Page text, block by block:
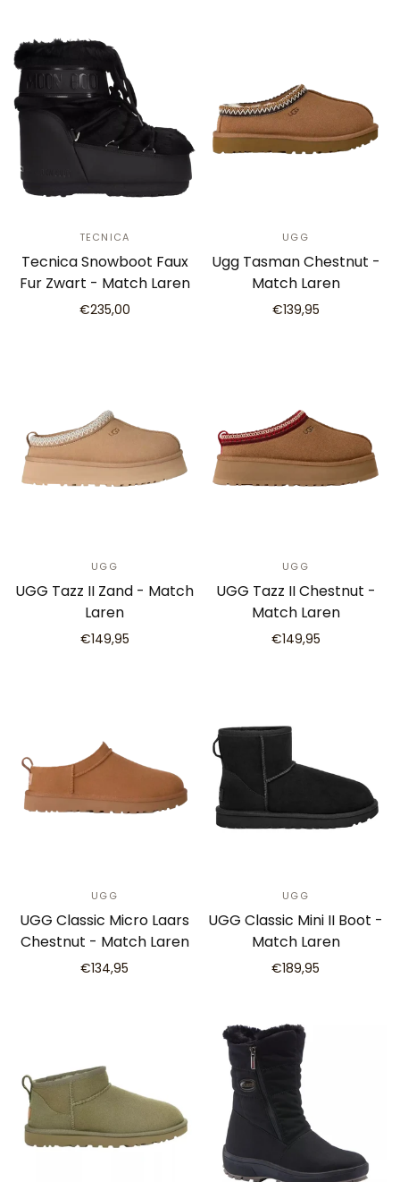
TECNICA
Tecnica Snowboot Faux
Fur Zwart - Match Laren
€235,00
UGG
Ugg Tasman Chestnut -
Match Laren
€139,95
UGG
UGG Tazz II Zand - Match
Laren
€149,95
UGG
UGG Tazz II Chestnut -
Match Laren
€149,95
UGG
UGG Classic Micro Laars
Chestnut - Match Laren
€134,95
UGG
UGG Classic Mini II Boot -
Match Laren
€189,95